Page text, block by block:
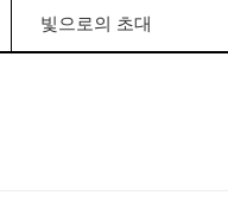
빛으로의 초대